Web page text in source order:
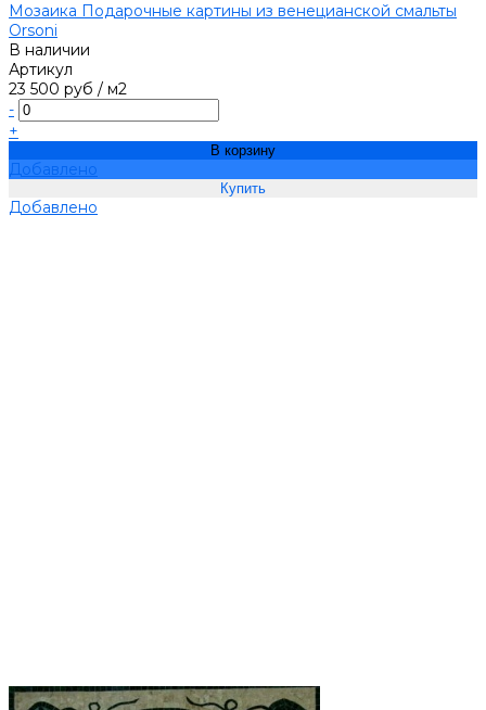
Мозаика Подарочные картины из венецианской смальты
Orsoni
В наличии
Артикул
23 500 руб / м2
-
+
В корзину
Добавлено
Добавлено